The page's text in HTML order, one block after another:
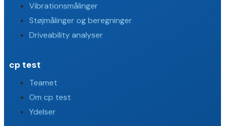
Vibrationsmålinger
Støjmålinger og beregninger
Driveability analyser
cp test
Teamet
Om cp test
Ydelser